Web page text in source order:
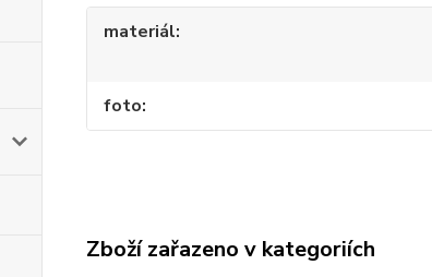
materiál
foto
Zboží zařazeno v kategoriích